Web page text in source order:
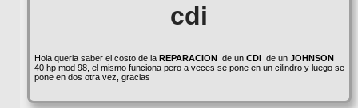
cdi
Hola queria saber el costo de la REPARACIONde un CDIde un JOHNSON
40 hp mod 98, el mismo funciona pero a veces se pone en un cilindro y luego se
pone en dos otra vez, gracias